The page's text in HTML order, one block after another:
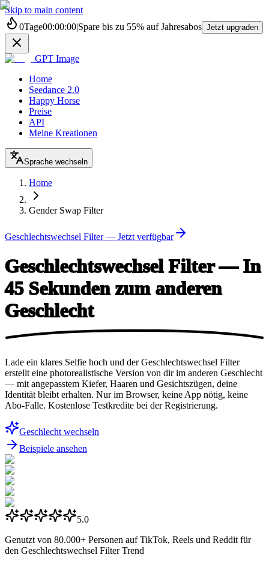
Skip to main content
0Tage00:00:00|Spare bis zu 55% auf Jahresabos Jetzt upgraden
GPT Image
Home
Seedance 2.0
Happy Horse
Preise
API
Meine Kreationen
Sprache wechseln
Home
Gender Swap Filter
Geschlechtswechsel Filter — Jetzt verfügbar
Geschlechtswechsel Filter — In
45 Sekunden zum anderen
Geschlecht
Lade ein klares Selfie hoch und der Geschlechtswechsel Filter
erstellt eine photorealistische Version von dir im anderen Geschlecht
— mit angepasstem Kiefer, Haaren und Gesichtszügen, deine
Identität bleibt erhalten. Nur im Browser, keine App nötig, keine
Abo-Falle. Kostenlose Testkredite bei der Registrierung.
Geschlecht wechseln
Beispiele ansehen
5.0
Genutzt von 80.000+ Personen auf TikTok, Reels und Reddit für
den Geschlechtswechsel Filter Trend